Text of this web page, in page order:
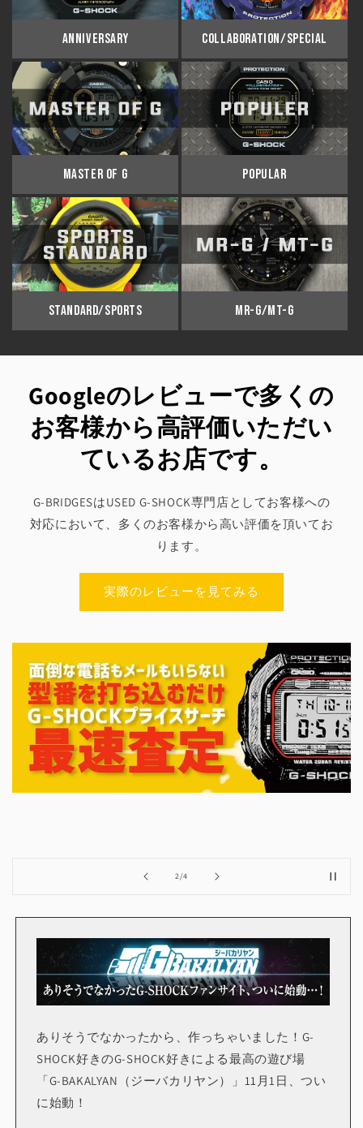
ANNIVERSARY COLLABORATION/SPECIAL
MASTER OF G POPULAR
STANDARD/SPORTS MR-G/MT-G
Googleのレビューで多くの
お客様から高評価いただい
ているお店です。
G-BRIDGESはUSED G-SHOCK専門店としてお客様への
対応において、多くのお客様から高い評価を頂いてお
ります。
実際のレビューを見てみる
2/の
4
ありそうでなかったから、作っちゃいました！G-
SHOCK好きのG-SHOCK好きによる最高の遊び場
「G-BAKALYAN（ジーバカリヤン）」11月1日、つい
に始動！